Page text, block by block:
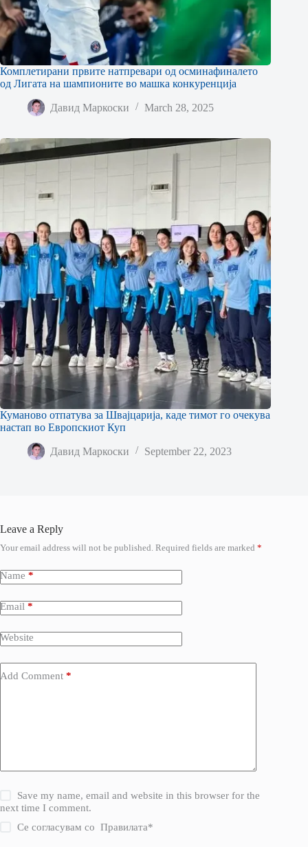
Комплетирани првите натпревари од осминафиналето
од Лигата на шампионите во машка конкуренција
Давид Маркоски March 28, 2025
Куманово отпатува за Швајцарија, каде тимот го очекува
настап во Европскиот Куп
Давид Маркоски September 22, 2023
Leave a Reply
Your email address will not be published. Required fields are marked *
Name *
Email *
Website
Add Comment *
Save my name, email and website in this browser for the
next time I comment.
Се согласувам соПравилата*